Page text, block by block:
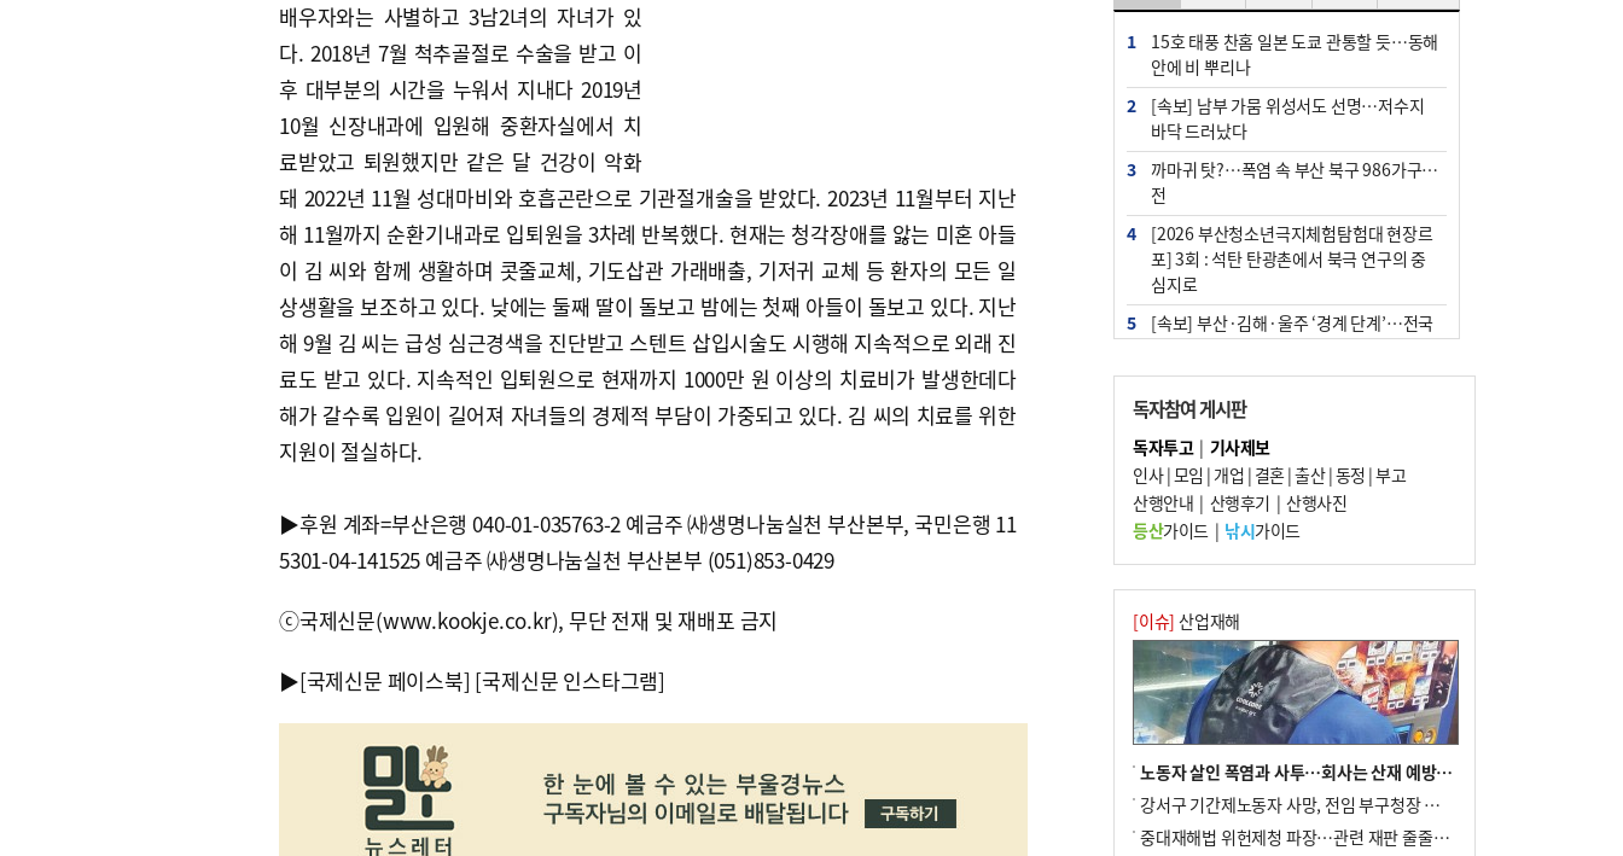
배우자와는 사별하고 3남2녀의 자녀가 있
다. 2018년 7월 척추골절로 수술을 받고 이
후 대부분의 시간을 누워서 지내다 2019년
10월 신장내과에 입원해 중환자실에서 치
료받았고 퇴원했지만 같은 달 건강이 악화
돼 2022년 11월 성대마비와 호흡곤란으로 기관절개술을 받았다. 2023년 11월부터 지난
해 11월까지 순환기내과로 입퇴원을 3차례 반복했다. 현재는 청각장애를 앓는 미혼 아들
이 김 씨와 함께 생활하며 콧줄교체, 기도삽관 가래배출, 기저귀 교체 등 환자의 모든 일
상생활을 보조하고 있다. 낮에는 둘째 딸이 돌보고 밤에는 첫째 아들이 돌보고 있다. 지난
해 9월 김 씨는 급성 심근경색을 진단받고 스텐트 삽입시술도 시행해 지속적으로 외래 진
료도 받고 있다. 지속적인 입퇴원으로 현재까지 1000만 원 이상의 치료비가 발생한데다
해가 갈수록 입원이 길어져 자녀들의 경제적 부담이 가중되고 있다. 김 씨의 치료를 위한
지원이 절실하다.
▶후원 계좌=부산은행 040-01-035763-2 예금주 ㈔생명나눔실천 부산본부, 국민은행 11
5301-04-141525 예금주 ㈔생명나눔실천 부산본부 (051)853-0429
ⓒ국제신문(www.kookje.co.kr), 무단 전재 및 재배포 금지
▶[국제신문 페이스북] [국제신문 인스타그램]
1
15호 태풍 찬홈 일본 도쿄 관통할 듯…동해
안에 비 뿌리나
2
[속보] 남부 가뭄 위성서도 선명…저수지
바닥 드러났다
3
까마귀 탓?…폭염 속 부산 북구 986가구 정
전
4
[2026 부산청소년극지체험탐험대 현장르
포] 3회 : 석탄 탄광촌에서 북극 연구의 중
심지로
5
[속보] 부산·김해·울주 ‘경계 단계’…전국
위는 지속
7
‘혐오표현’ 쓰면 지방공무원 최대 파면까지
중징계
8
이임생, 홍명보 선임 독단적 결정 아냐…면
담 메모 제출
10 경찰가족 관련 사건 45건…그동안 파악조
차 안해
독자참여 게시판
독자투고| 기사제보
인사|모임 | 개업 | 결혼|출산|동정 |부고
산행안내 | 산행후기 | 산행사진
등산가이드| 낚시가이드
[이슈] 산업재해
노동자 살인 폭염과 사투…회사는 산재 예방·전기료 절감 전력
강서구 기간제노동자 사망, 전임 부구청장 檢 송치
중대재해법 위헌제청 파장…관련 재판 줄줄이 브레이크